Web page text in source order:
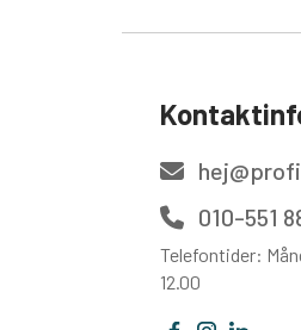
010-551
Telefontider:
12.00